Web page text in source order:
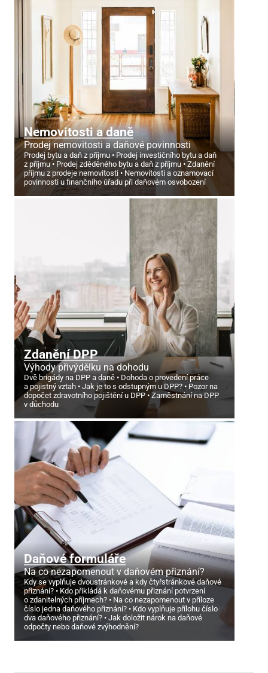
Nemovitosti a daně
Prodej nemovitosti a daňové povinnosti
Prodej bytu a daň z příjmu
Prodej investičního bytu a daň
z příjmu
Prodej zděděného bytu a daň z příjmu
Zdanění
příjmu z prodeje nemovitosti
Nemovitosti a oznamovací
povinnosti u finančního úřadu při daňovém osvobození
Zdanění DPP
Výhody přivýdělku na dohodu
Dvě brigády na DPP a daně
Dohoda o provedení práce
a pojistný vztah
Jak je to s odstupným u DPP?
Pozor na
dopočet zdravotního pojištění u DPP
Zaměstnání na DPP
v důchodu
Daňové formuláře
Na co nezapomenout v daňovém přiznání?
Kdy se vyplňuje dvoustránkové a kdy čtyřstránkové daňové
přiznání?
Kdo přikládá k daňovému přiznání potvrzení
o zdanitelných příjmech?
Na co nezapomenout v příloze
číslo jedna daňového přiznání?
Kdo vyplňuje přílohu číslo
dva daňového přiznání?
Jak doložit nárok na daňové
odpočty nebo daňové zvýhodnění?